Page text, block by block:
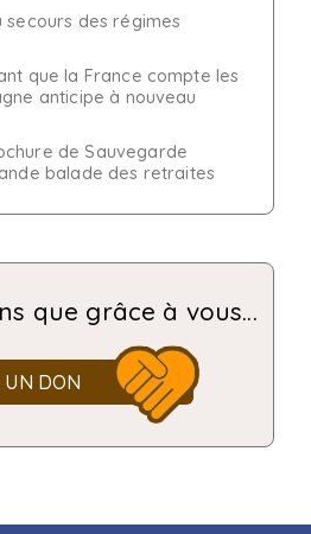
secours des régimes
que la France compte les
anticipe à nouveau
de Sauvegarde
balade des retraites
que grâce à vous...
UN DON